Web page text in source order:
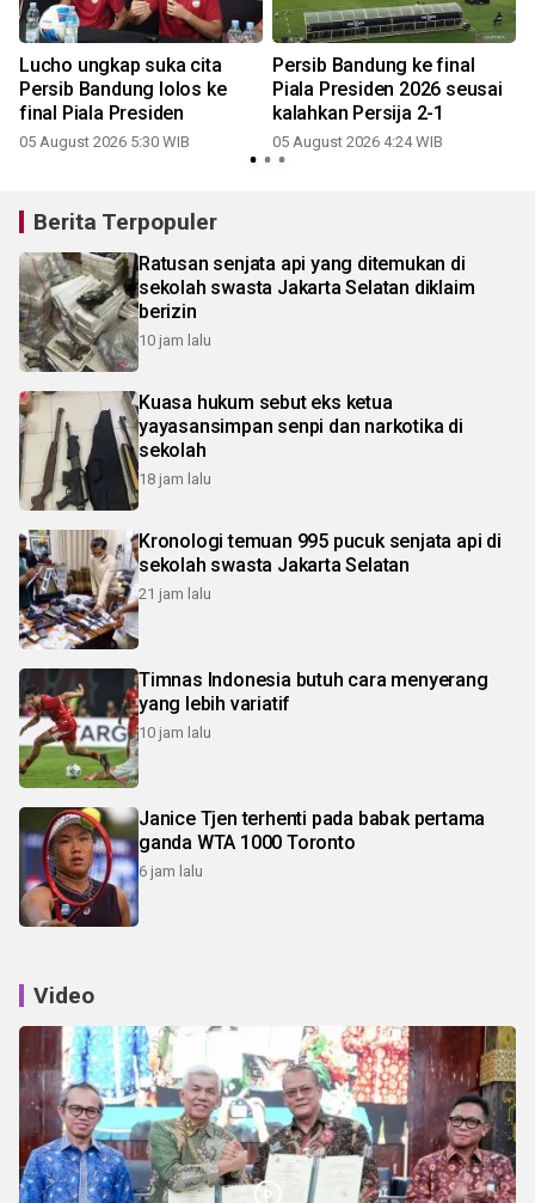
Lucho ungkap suka cita
Persib Bandung lolos ke
final Piala Presiden
05 August 2026 5:30 WIB
Persib Bandung ke final
Piala Presiden 2026 seusai
kalahkan Persija 2-1
05 August 2026 4:24 WIB
Berita Terpopuler
Ratusan senjata api yang ditemukan di
sekolah swasta Jakarta Selatan diklaim
berizin
10 jam lalu
Kuasa hukum sebut eks ketua
yayasansimpan senpi dan narkotika di
sekolah
18 jam lalu
Kronologi temuan 995 pucuk senjata api di
sekolah swasta Jakarta Selatan
21 jam lalu
Timnas Indonesia butuh cara menyerang
yang lebih variatif
10 jam lalu
Janice Tjen terhenti pada babak pertama
ganda WTA 1000 Toronto
6 jam lalu
Video